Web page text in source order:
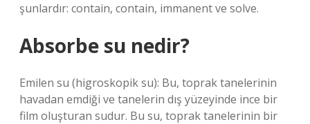
şunlardır: contain, contain, immanent ve solve.
Absorbe su nedir?
Emilen su (higroskopik su): Bu, toprak tanelerinin
havadan emdiği ve tanelerin dış yüzeyinde ince bir
film oluşturan sudur. Bu su, toprak tanelerinin bir